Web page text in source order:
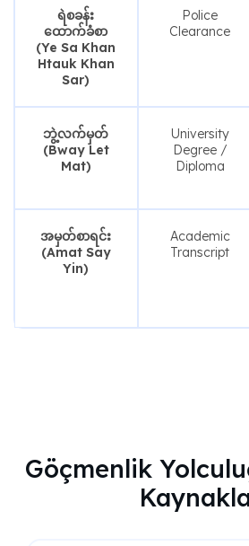
ရဲစခန်း
ထောက်ခံစာ
(Ye Sa Khan
Htauk Khan
Sar)
Police
Clearance
ဘွဲ့လက်မှတ်
(Bway Let
Mat)
University
Degree /
Diploma
အမှတ်စာရင်း
(Amat Say
Yin)
Academic
Transcript
Göçmenlik